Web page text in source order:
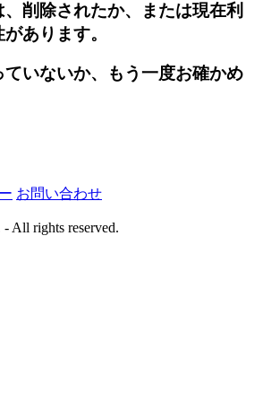
削除されたか、または現在利
あります。
いないか、もう一度お確かめ
お問い合わせ
All rights reserved.